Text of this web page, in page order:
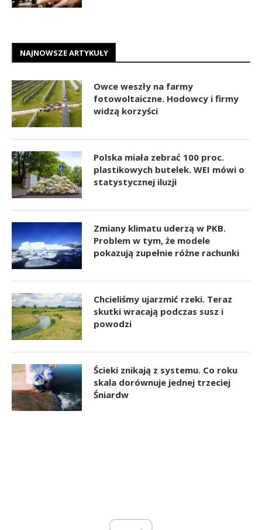
NAJNOWSZE ARTYKUŁY
Owce weszły na farmy
fotowoltaiczne. Hodowcy i firmy
widzą korzyści
Polska miała zebrać 100 proc.
plastikowych butelek. WEI mówi o
statystycznej iluzji
Zmiany klimatu uderzą w PKB.
Problem w tym, że modele
pokazują zupełnie różne rachunki
Chcieliśmy ujarzmić rzeki. Teraz
skutki wracają podczas susz i
powodzi
Ścieki znikają z systemu. Co roku
skala dorównuje jednej trzeciej
Śniardw